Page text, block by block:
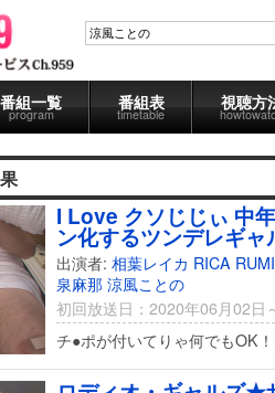
番組一覧
program
番組表
timetable
視聴方
I Love クソじじぃ 中
ン化するツンデレギャ
出演者: 相葉レイカ RICA
泉麻那 涼風ことの
初回放送日：2020年06月02日
チ●ポが付いてりゃ何でもOK